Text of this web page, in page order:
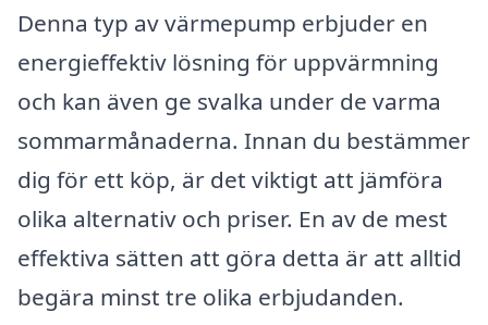
Denna typ av värmepump erbjuder en
energieffektiv lösning för uppvärmning
och kan även ge svalka under de varma
sommarmånaderna. Innan du bestämmer
dig för ett köp, är det viktigt att jämföra
olika alternativ och priser. En av de mest
effektiva sätten att göra detta är att alltid
begära minst tre olika erbjudanden.